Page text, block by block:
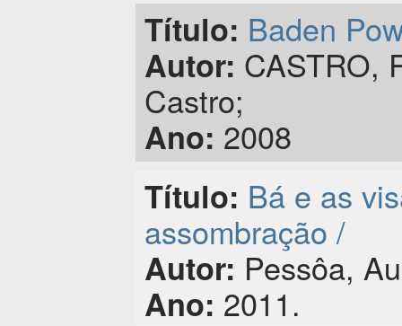
Título: Baden
Autor: CASTRO,
Castro;
Ano: 2008
Título: Bá e as
assombração /
Autor: Pessôa,
Ano: 2011.